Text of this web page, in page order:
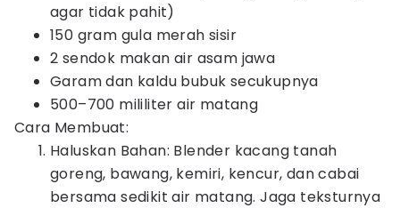
agar tidak pahit)
150 gram gula merah sisir
2 sendok makan air asam jawa
Garam dan kaldu bubuk secukupnya
500–700 mililiter air matang
Cara Membuat:
Haluskan Bahan: Blender kacang tanah
goreng, bawang, kemiri, kencur, dan cabai
bersama sedikit air matang. Jaga teksturnya